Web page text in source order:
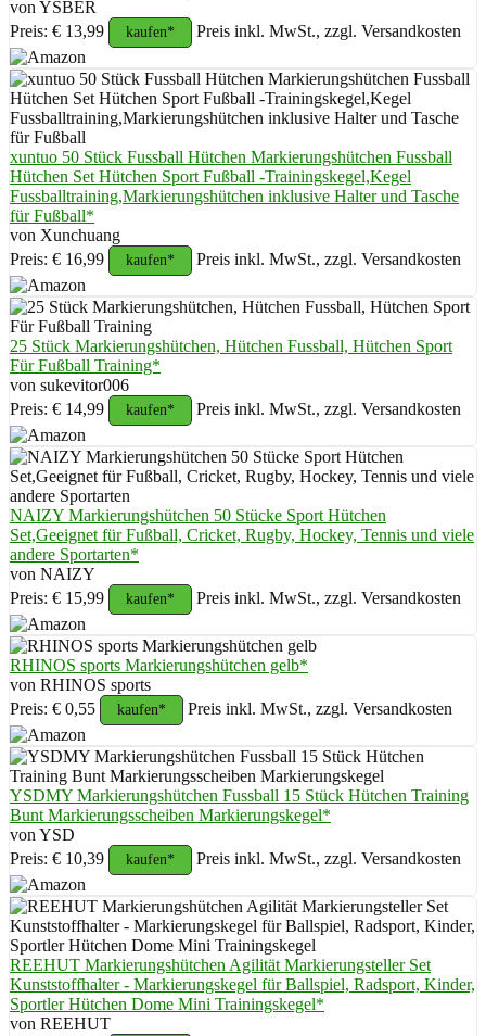
von YSBER
Preis: € 13,99
kaufen* Preis inkl. MwSt., zzgl. Versandkosten
xuntuo 50 Stück Fussball Hütchen Markierungshütchen Fussball
Hütchen Set Hütchen Sport Fußball -Trainingskegel,Kegel
Fussballtraining,Markierungshütchen inklusive Halter und Tasche
für Fußball*
von Xunchuang
Preis: € 16,99
kaufen* Preis inkl. MwSt., zzgl. Versandkosten
25 Stück Markierungshütchen, Hütchen Fussball, Hütchen Sport
Für Fußball Training*
von sukevitor006
Preis: € 14,99
kaufen* Preis inkl. MwSt., zzgl. Versandkosten
NAIZY Markierungshütchen 50 Stücke Sport Hütchen
Set,Geeignet für Fußball, Cricket, Rugby, Hockey, Tennis und viele
andere Sportarten*
von NAIZY
Preis: € 15,99
kaufen* Preis inkl. MwSt., zzgl. Versandkosten
RHINOS sports Markierungshütchen gelb*
von RHINOS sports
Preis: € 0,55
kaufen* Preis inkl. MwSt., zzgl. Versandkosten
YSDMY Markierungshütchen Fussball 15 Stück Hütchen Training
Bunt Markierungsscheiben Markierungskegel*
von YSD
Preis: € 10,39
kaufen* Preis inkl. MwSt., zzgl. Versandkosten
REEHUT Markierungshütchen Agilität Markierungsteller Set
Kunststoffhalter - Markierungskegel für Ballspiel, Radsport, Kinder,
Sportler Hütchen Dome Mini Trainingskegel*
von REEHUT